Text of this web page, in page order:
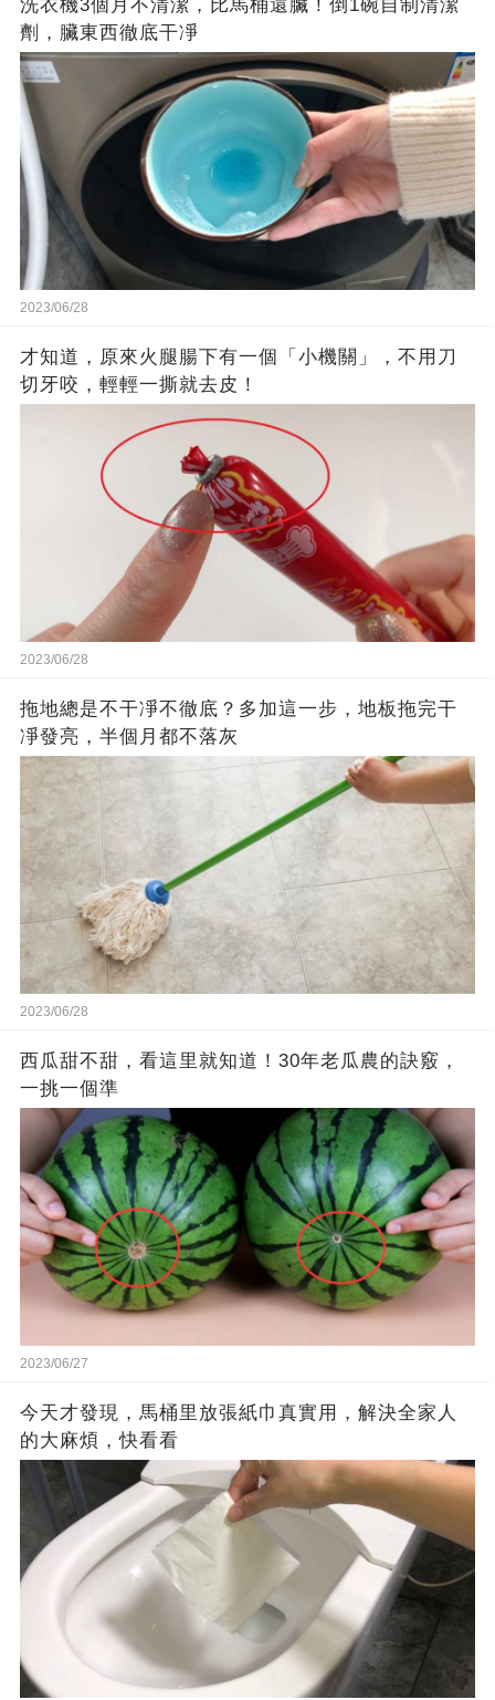
洗衣機3個月不清潔，比馬桶還臟！倒1碗自制清潔
劑，臟東西徹底干凈
2023/06/28
才知道，原來火腿腸下有一個「小機關」，不用刀
切牙咬，輕輕一撕就去皮！
2023/06/28
拖地總是不干凈不徹底？多加這一步，地板拖完干
凈發亮，半個月都不落灰
2023/06/28
西瓜甜不甜，看這里就知道！30年老瓜農的訣竅，
一挑一個準
2023/06/27
今天才發現，馬桶里放張紙巾真實用，解決全家人
的大麻煩，快看看